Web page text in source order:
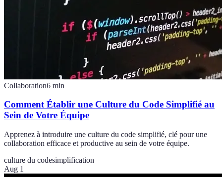
Collaboration6 min
Comment Établir une Culture du Code Simplifié au
Sein de Votre Équipe
Apprenez à introduire une culture du code simplifié, clé pour une
collaboration efficace et productive au sein de votre équipe.
culture du codesimplification
Aug 1